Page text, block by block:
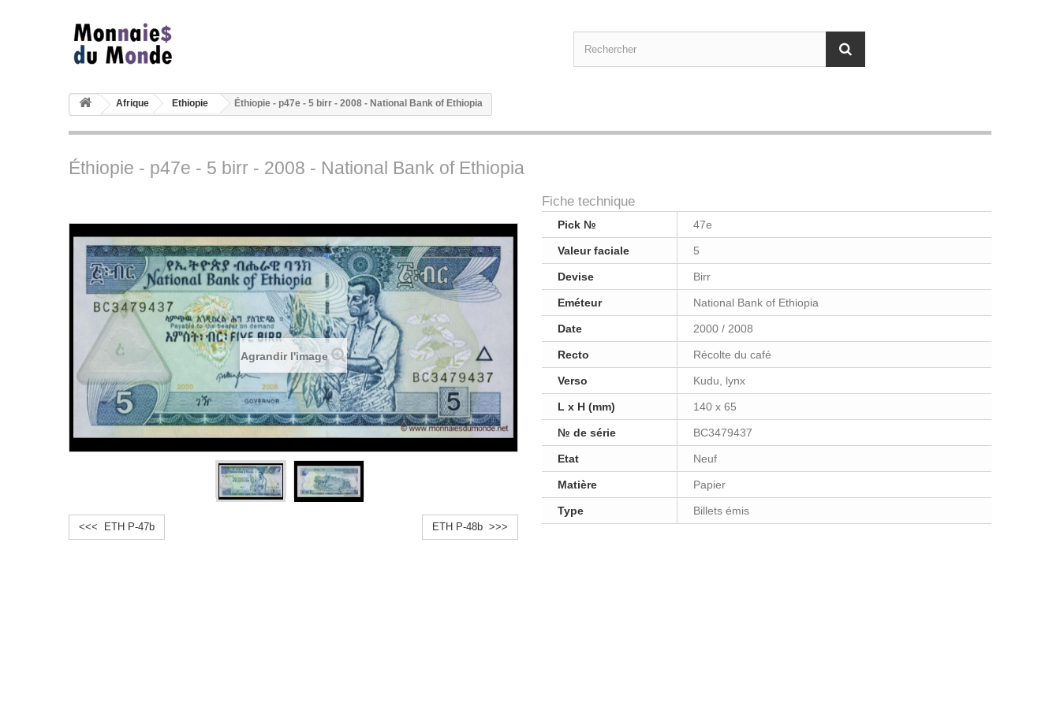
Afrique Ethiopie Éthiopie - p47e - 5 birr - 2008 - National Bank of Ethiopia
Éthiopie - p47e - 5 birr - 2008 - National Bank of Ethiopia
Agrandir l'image
<<< ETH P-47b ETH P-48b >>>
Fiche technique
Pick № 47e
Valeur faciale 5
Devise Birr
Eméteur National Bank of Ethiopia
Date 2000 / 2008
Recto Récolte du café
Verso Kudu, lynx
L x H (mm) 140 x 65
№ de série BC3479437
Etat Neuf
Matière Papier
Type Billets émis